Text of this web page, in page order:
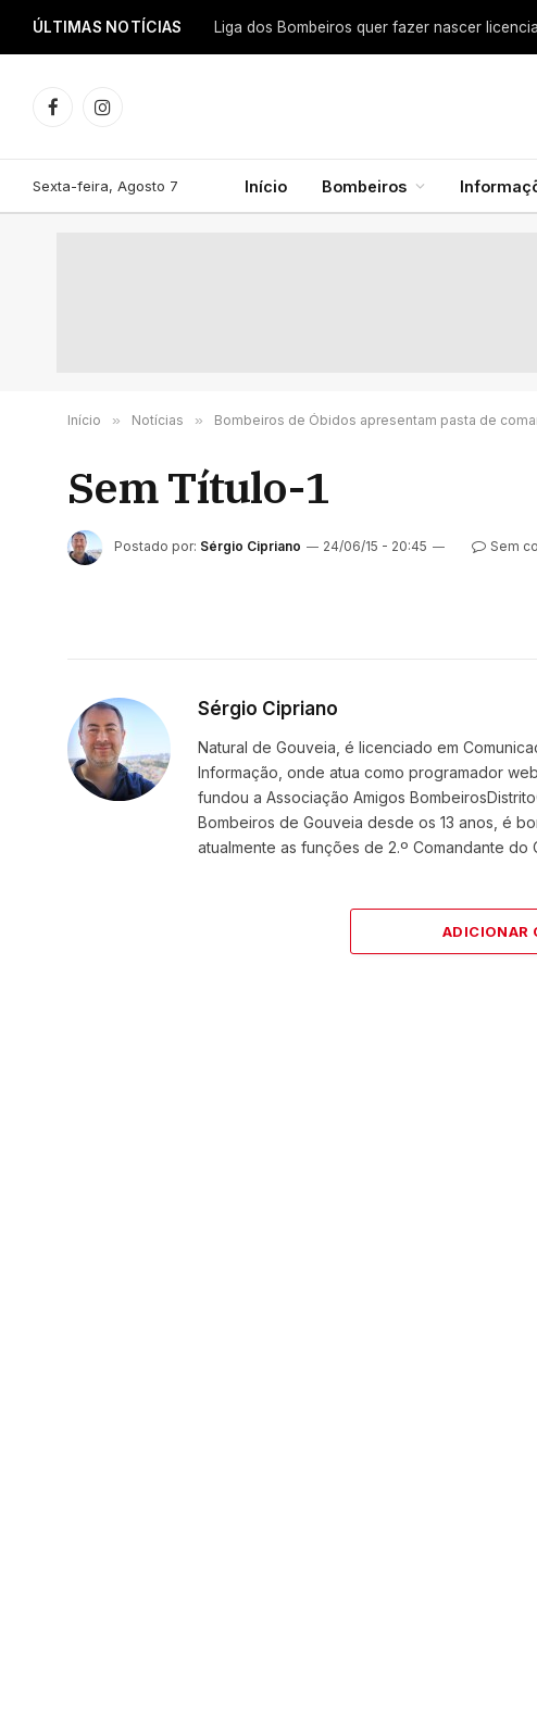
ÚLTIMAS NOTÍCIAS
FacebookInstagram
Sexta-feira, Agosto 7 Início Bombeiros
Início » Notícias » Bombeiros de Óbidos apresentam pasta de
Sem Título-1
Postado por: Sérgio Cipriano 24/06/15 - 20:45 Sem
Sérgio Cipriano
Natural de Gouveia, é licenciado em
Informação, onde atua como programador
fundou a Associação Amigos
Bombeiros de Gouveia desde os 13 anos, é
atualmente as funções de 2.º Comandante do
ADICIONAR